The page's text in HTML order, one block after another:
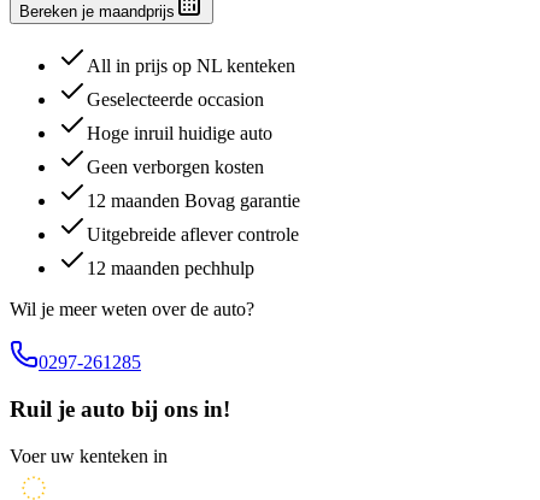
Bereken je maandprijs
All in prijs op NL kenteken
Geselecteerde occasion
Hoge inruil huidige auto
Geen verborgen kosten
12 maanden Bovag garantie
Uitgebreide aflever controle
12 maanden pechhulp
Wil je meer weten over de auto?
0297-261285
Ruil je auto bij ons in!
Voer uw kenteken in